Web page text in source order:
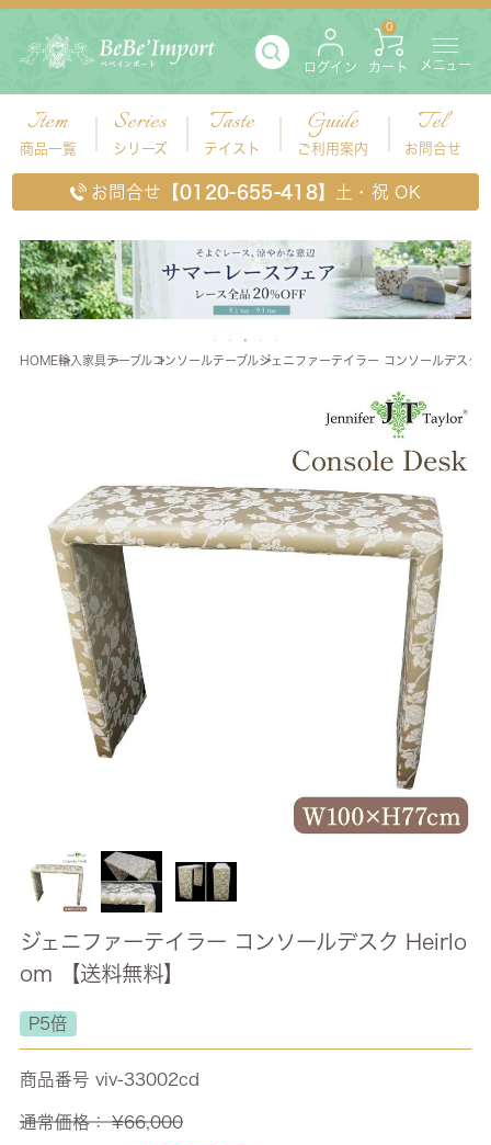
ログイン カート
0
メニュー
Item
商品一覧
Series
シリーズ
Taste
テイスト
Guide
ご利用案内
Tel
お問合せ
お問合せ 【0120-655-418】 土・祝 OK
HOME輸入家具 テーブルコンソールテーブルジェニファーテイラー コンソールデスク
ジェニファーテイラー コンソールデスク Heirlo
om 【送料無料】
P5倍
商品番号 viv-33002cd
通常価格： ¥66,000